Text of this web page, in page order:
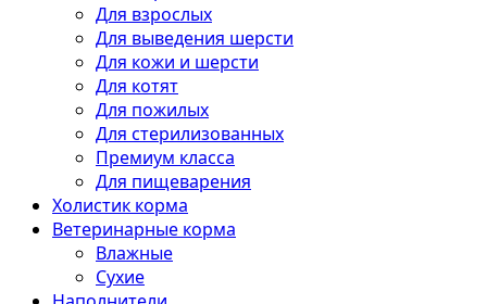
Для взрослых
Для выведения шерсти
Для кожи и шерсти
Для котят
Для пожилых
Для стерилизованных
Премиум класса
Для пищеварения
Холистик корма
Ветеринарные корма
Влажные
Сухие